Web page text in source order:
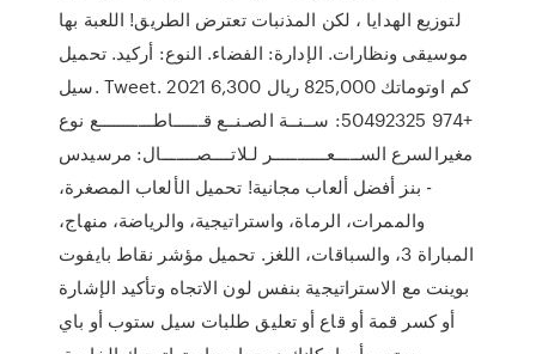
لتوزيع الهدايا ، لكن المذنبات تعترض الطريق! اللعبة بها
موسيقى ونظارات. الإدارة: الفضاء. النوع: أركيد. تحميل
سيل. Tweet. 2021 6,300 كم اوتوماتك 825,000 ريال
+974 50492325: ســنــة الصـنــع قــــــاطـــــــــــع نوع
مغيرالسرع الســـــعـــــــــــر لـلاتــــصـــــــال: مرسيدس
- بنز أفضل ألعاب مجانية! تحميل الألعاب المصغرة،
والممرات، الرماة، واستراتيجية، والرياضة، منهاج،
المباراة 3، والسباقات، اللغز. تحميل مؤشر نقاط بايفوت
بوينت مع الاستراتيجية بنفس لون الاتجاه وتأكيد الإشارة
أو كسر قمة أو قاع أو تعليق طلبات سيل ستوب أو باي